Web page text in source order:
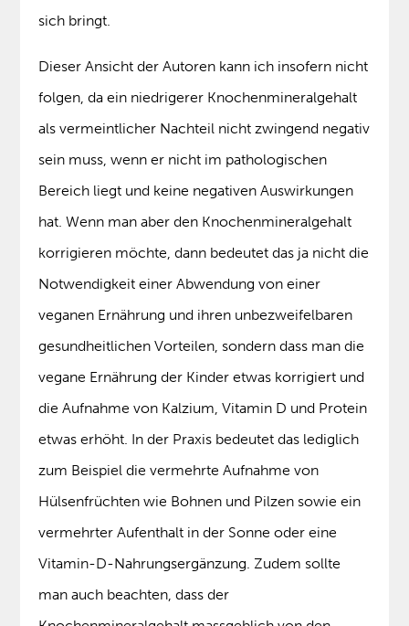
sich bringt.
Dieser Ansicht der Autoren kann ich insofern nicht
folgen, da ein niedrigerer Knochenmineralgehalt
als vermeintlicher Nachteil nicht zwingend negativ
sein muss, wenn er nicht im pathologischen
Bereich liegt und keine negativen Auswirkungen
hat. Wenn man aber den Knochenmineralgehalt
korrigieren möchte, dann bedeutet das ja nicht die
Notwendigkeit einer Abwendung von einer
veganen Ernährung und ihren unbezweifelbaren
gesundheitlichen Vorteilen, sondern dass man die
vegane Ernährung der Kinder etwas korrigiert und
die Aufnahme von Kalzium, Vitamin D und Protein
etwas erhöht. In der Praxis bedeutet das lediglich
zum Beispiel die vermehrte Aufnahme von
Hülsenfrüchten wie Bohnen und Pilzen sowie ein
vermehrter Aufenthalt in der Sonne oder eine
Vitamin-D-Nahrungsergänzung. Zudem sollte
man auch beachten, dass der